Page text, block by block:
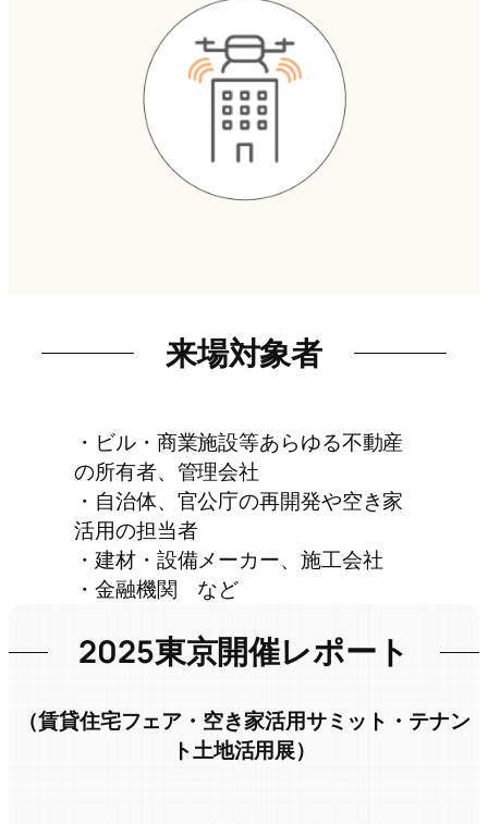
来場対象者
・ビル・商業施設等あらゆる不動産
の所有者、管理会社
・自治体、官公庁の再開発や空き家
活用の担当者
・建材・設備メーカー、施工会社
・金融機関 など
2025東京開催レポート
（賃貸住宅フェア・空き家活用サミット・テナン
ト土地活用展）